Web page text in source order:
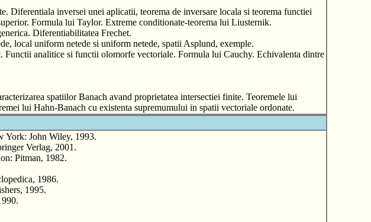
Diferentiala inversei unei aplicatii, teorema de inversare locala si teorema functiei
Formula lui Taylor. Extreme conditionate-teorema lui Liusternik.
Diferentiabilitatea Frechet.
local uniform netede si uniform netede, spatii Asplund, exemple.
analitice si functii olomorfe vectoriale. Formula lui Cauchy. Echivalenta dintre
spatiilor Banach avand proprietatea intersectiei finite. Teoremele lui
lui Hahn-Banach cu existenta supremumului in spatii vectoriale ordonate.
York: John Wiley, 1993.
Verlag, 2001.
Pitman, 1982.
1986.
1995.